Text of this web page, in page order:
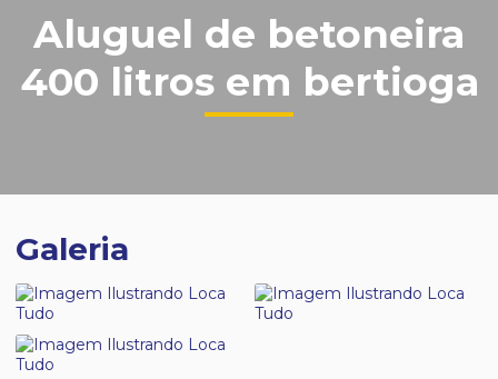
Aluguel de betoneira
400 litros em bertioga
Galeria